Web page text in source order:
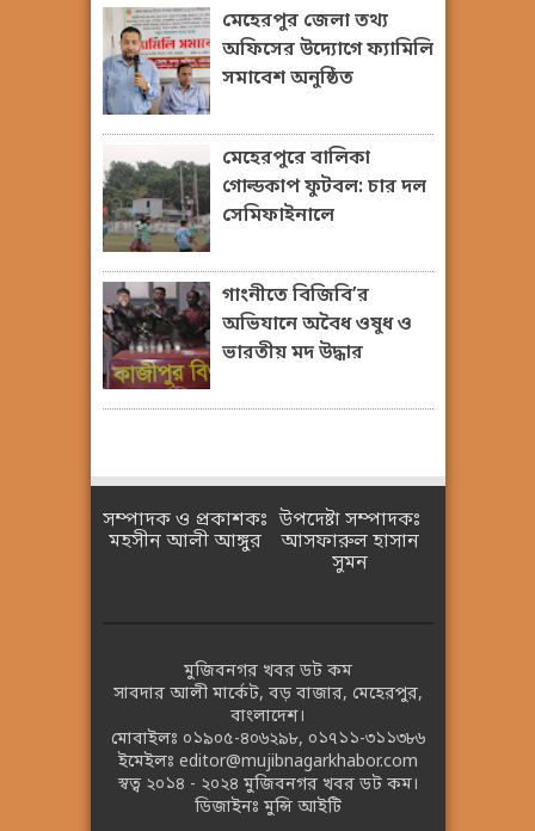
মেহেরপুর জেলা তথ্য
অফিসের উদ্যোগে ফ্যামিলি
সমাবেশ অনুষ্ঠিত
মেহেরপুরে বালিকা
গোল্ডকাপ ফুটবল: চার দল
সেমিফাইনালে
গাংনীতে বিজিবি’র
অভিযানে অবৈধ ওষুধ ও
ভারতীয় মদ উদ্ধার
সম্পাদক ও প্রকাশকঃ
মহসীন আলী আঙ্গুর
উপদেষ্টা সম্পাদকঃ
আসফারুল হাসান
সুমন
মুজিবনগর খবর ডট কম
সাবদার আলী মার্কেট, বড় বাজার, মেহেরপুর,
বাংলাদেশ।
মোবাইলঃ ০১৯০৫-৪০৬২৯৮, ০১৭১১-৩১১৩৮৬
ইমেইলঃ editor@mujibnagarkhabor.com
স্বত্ব ২০১৪ - ২০২৪ মুজিবনগর খবর ডট কম।
ডিজাইনঃ মুন্সি আইটি